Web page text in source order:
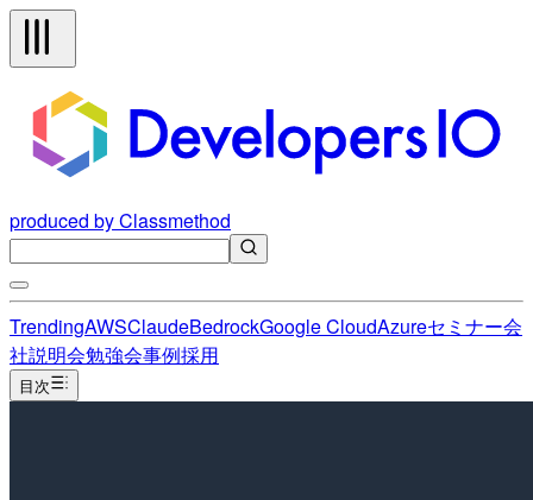
produced by Classmethod
TrendingAWSClaudeBedrockGoogle CloudAzureセミナー会
社説明会勉強会事例採用
目次